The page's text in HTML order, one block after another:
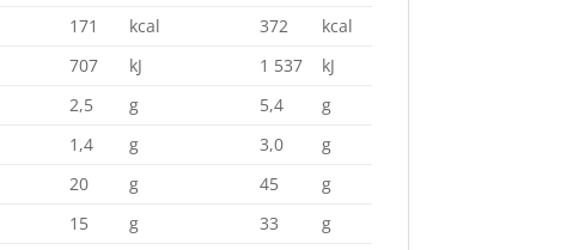
171 kcal 372
kcal
707
kJ 1 537
kJ
2,5 g 5,4
g
1,4 g 3,0
g
20 g 45
g
15 g 33
g